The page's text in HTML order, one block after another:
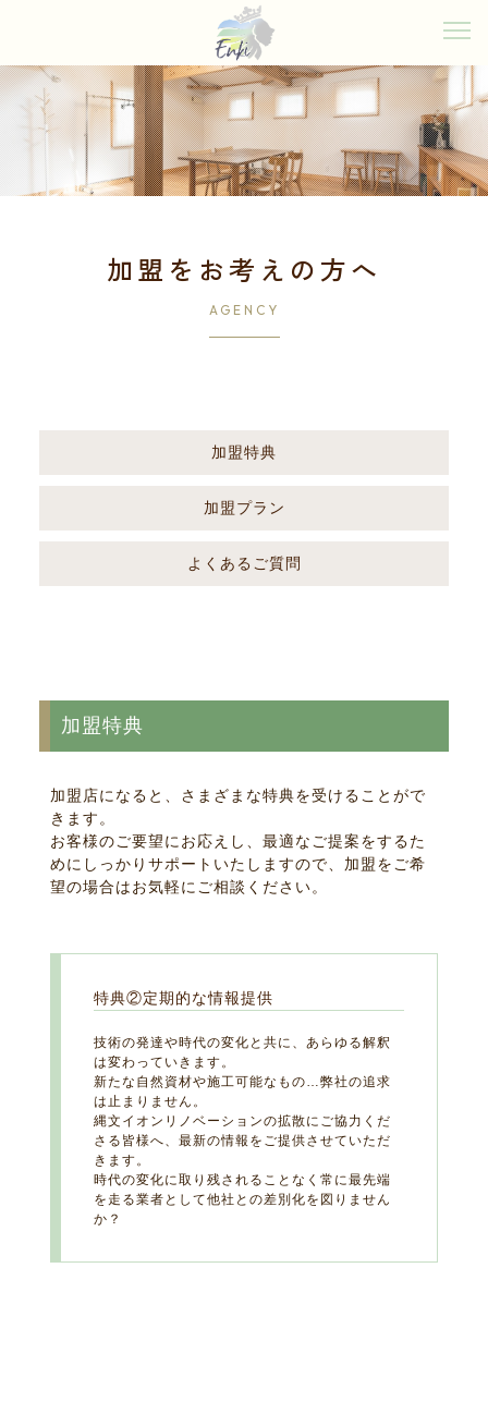
加盟をお考えの方へ
AGENCY
加盟特典
加盟プラン
よくあるご質問
加盟特典
加盟店になると、さまざまな特典を受けることがで
きます。
お客様のご要望にお応えし、最適なご提案をするた
めにしっかりサポートいたしますので、加盟をご希
望の場合はお気軽にご相談ください。
特典②定期的な情報提供
技術の発達や時代の変化と共に、あらゆる解釈
は変わっていきます。
新たな自然資材や施工可能なもの…弊社の追求
は止まりません。
縄文イオンリノベーションの拡散にご協力くだ
さる皆様へ、最新の情報をご提供させていただ
きます。
時代の変化に取り残されることなく常に最先端
を走る業者として他社との差別化を図りません
か？